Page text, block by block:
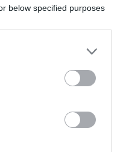
below specified purposes
Eldor Shomurodov